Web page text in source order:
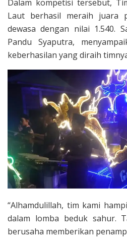
Dalam kompetisi tersebut,
Laut berhasil meraih juara
dewasa dengan nilai 1.540.
Pandu Syaputra,
keberhasilan yang diraih
“Alhamdulillah, tim kami
dalam lomba beduk sahur.
berusaha memberikan